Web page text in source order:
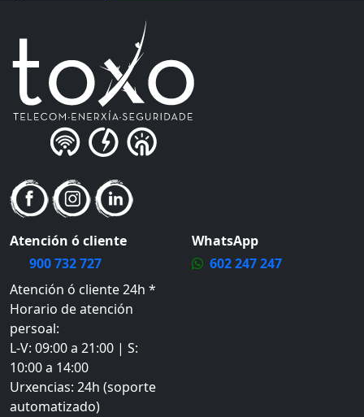
Atención ó cliente
900 732 727
Atención ó cliente 24h *
Horario de atención
persoal:
L-V: 09:00 a 21:00 | S:
10:00 a 14:00
Urxencias: 24h (soporte
automatizado)
WhatsApp
602 247 247